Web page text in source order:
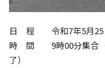
日 程 令和7年5月25
時 間 9時00分集合（
了）